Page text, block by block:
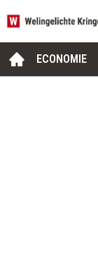
ECONOMIE